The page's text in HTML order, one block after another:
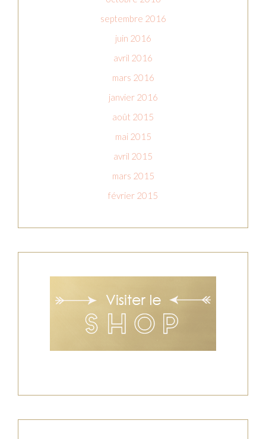
septembre 2016
juin 2016
avril 2016
mars 2016
janvier 2016
août 2015
mai 2015
avril 2015
mars 2015
février 2015